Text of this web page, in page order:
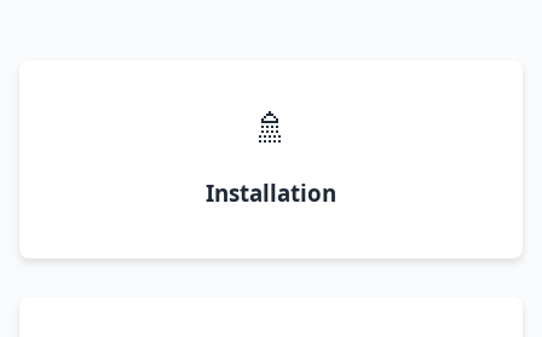
🚿
Installation